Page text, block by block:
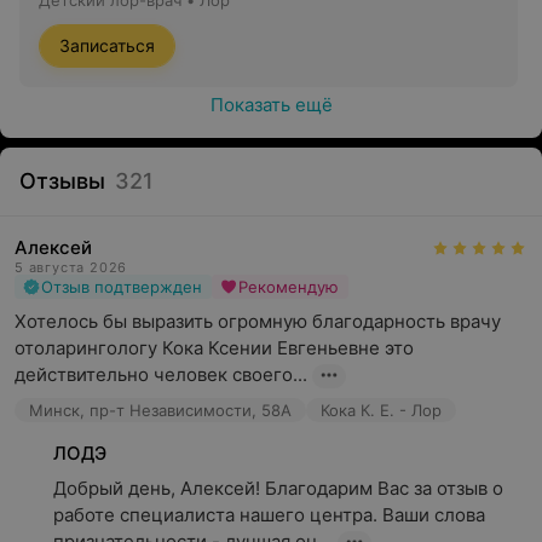
Записаться
Показать ещё
Отзывы 321
Алексей
5 августа 2026
Отзыв подтвержден Рекомендую
Хотелось бы выразить огромную благодарность врачу
отоларингологу Кока Ксении Евгеньевне это
действительно человек своего...
Минск, пр-т Независимости, 58А Кока К. Е. - Лор
ЛОДЭ
Добрый день, Алексей! Благодарим Вас за отзыв о
работе специалиста нашего центра. Ваши слова